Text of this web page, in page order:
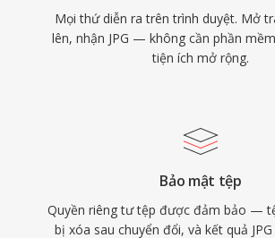
Mọi thứ diễn ra trên trình duyệt. Mở
lên, nhận JPG — không cần phần
tiện ích mở rộng.
Bảo mật tệp
Quyền riêng tư tệp được đảm bảo —
bị xóa sau chuyển đổi, và kết quả